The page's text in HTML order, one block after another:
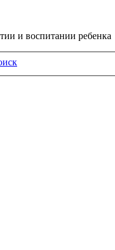
и воспитании ребенка